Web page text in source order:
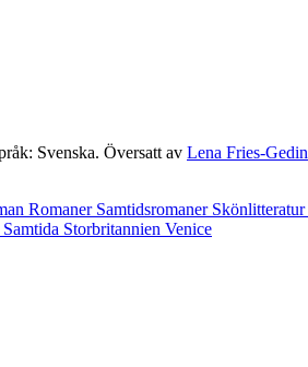
Svenska. Översatt av Lena Fries-Gedin
Romaner Samtidsromaner Skönlitteratur
Samtida Storbritannien Venice